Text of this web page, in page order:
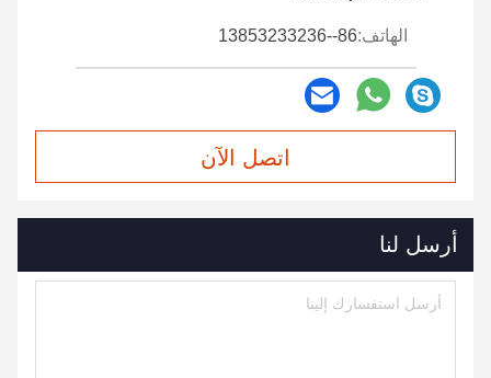
الهاتف:86--13853233236
اتصل الآن
أرسل لنا